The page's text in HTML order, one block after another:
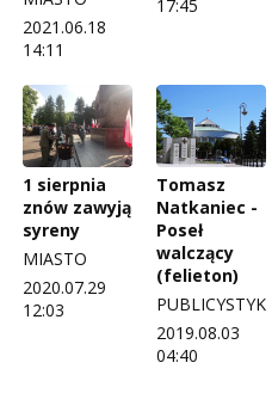
2021.06.18
14:11
17:45
1 sierpnia
znów zawyją
syreny
MIASTO
2020.07.29
12:03
Tomasz
Natkaniec -
Poseł
walczący
(felieton)
PUBLICYSTYKA
2019.08.03
04:40